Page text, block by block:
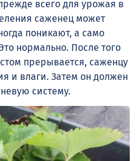
всего для урожая в
саженец может
поникают, а само
нормально. После того
прерывается, саженцу
и влаги. Затем он должен
систему.